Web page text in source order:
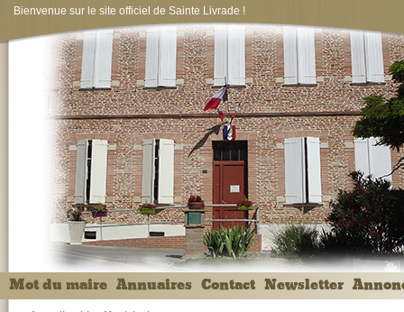
Bienvenue sur le site officiel de Sainte Livrade !
Mot du maire Annuaires Contact Newsletter